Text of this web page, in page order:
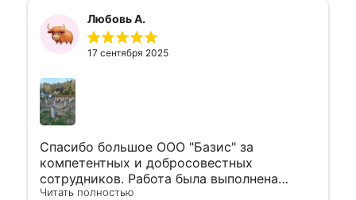
Любовь А.
17 сентября 2025
Спасибо большое ООО "Базис" за
компетентных и добросовестных
сотрудников. Работа была выполнена
быстро и качественно. Огромная
Читать полностью